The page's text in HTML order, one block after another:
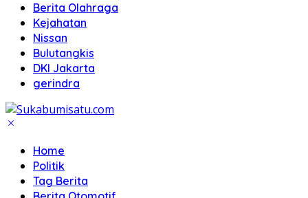
Berita Olahraga
Kejahatan
Nissan
Bulutangkis
DKI Jakarta
gerindra
Home
Politik
Tag Berita